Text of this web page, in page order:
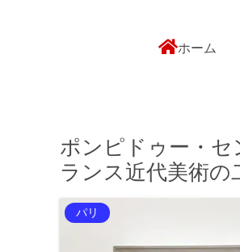
ホーム
ポンピドゥー・
ランス近代美術の
パリ